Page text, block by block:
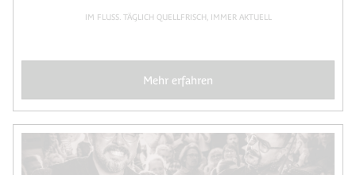
IM FLUSS. TÄGLICH QUELLFRISCH, IMMER AKTUELL
Mehr erfahren